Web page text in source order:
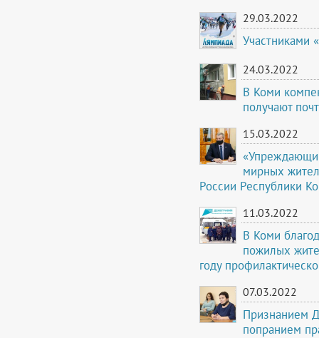
29.03.2022
Участниками
24.03.2022
В Коми
получают
15.03.2022
мирных
России Республики
11.03.2022
В Коми
пожилых
году
07.03.2022
Признанием
попранием